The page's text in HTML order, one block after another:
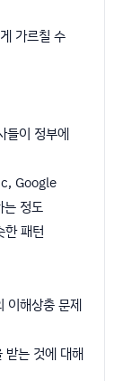
가르칠 수
들이 정부에
Google
정도
한 패턴
이해상충 문제
받는 것에 대해